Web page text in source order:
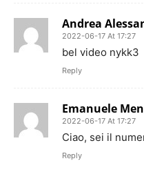
Andrea
2022-06-17 At 17:27
bel video nykk3
Reply
Emanuele
2022-06-17 At 17:27
Ciao, sei il
Reply